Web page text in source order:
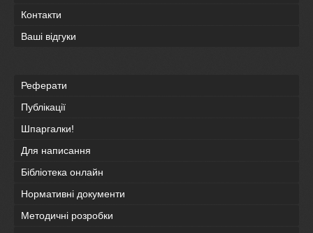
Контакти
Ваші відгуки
Реферати
Публікації
Шпаргалки!
Для написання
Бібліотека онлайн
Нормативні документи
Методичні розробки